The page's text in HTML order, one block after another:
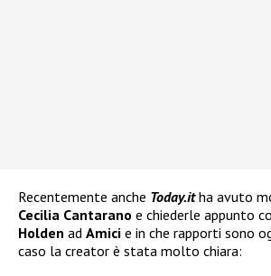
Recentemente anche Today.itha avuto
Cecilia Cantarano e chiederle appunto
Holden ad Amici e in che rapporti sono
caso la creator è stata molto chiara: